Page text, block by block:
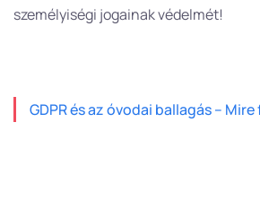
személyiségi jogainak védelmét!
GDPR és az óvodai ballagás –